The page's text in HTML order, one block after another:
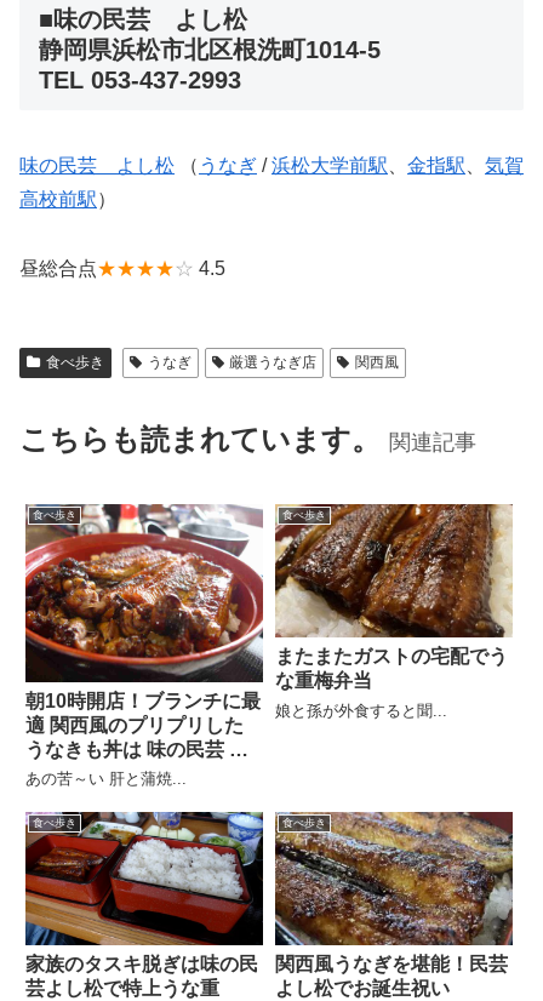
■味の民芸 よし松
静岡県浜松市北区根洗町1014-5
TEL 053-437-2993
味の民芸 よし松 （ うなぎ /浜松大学前駅 金指駅
気賀
高校前駅）
昼総合点★★★★☆ 4.5
食べ歩き うなぎ 厳選うなぎ店 関西風
こちらも読まれています。 関連記事
食べ歩き
朝10時開店！ブランチに最
適 関西風のプリプリした
うなきも丼は 味の民芸 よ
し松
あの苦～い 肝と蒲焼...
食べ歩き
またまたガストの宅配でう
な重梅弁当
娘と孫が外食すると聞...
食べ歩き
家族のタスキ脱ぎは味の民
芸よし松で特上うな重
食べ歩き
関西風うなぎを堪能！民芸
よし松でお誕生祝い